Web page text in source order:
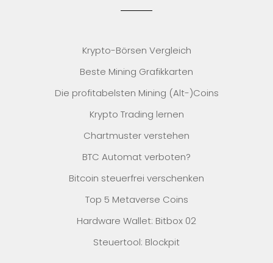
Krypto-Börsen Vergleich
Beste Mining Grafikkarten
Die profitabelsten Mining (Alt-)Coins
Krypto Trading lernen
Chartmuster verstehen
BTC Automat verboten?
Bitcoin steuerfrei verschenken
Top 5 Metaverse Coins
Hardware Wallet: Bitbox 02
Steuertool: Blockpit